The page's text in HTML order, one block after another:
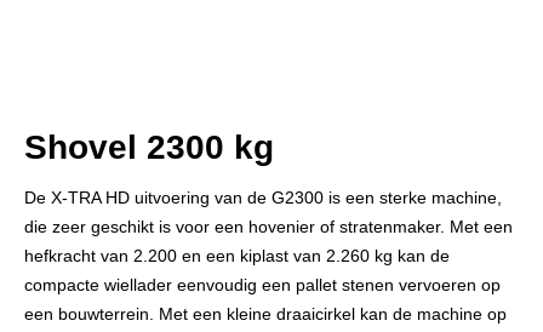
Shovel 2300 kg
De X-TRA HD uitvoering van de G2300 is een sterke machine,
die zeer geschikt is voor een hovenier of stratenmaker. Met een
hefkracht van 2.200 en een kiplast van 2.260 kg kan de
compacte wiellader eenvoudig een pallet stenen vervoeren op
een bouwterrein. Met een kleine draaicirkel kan de machine op